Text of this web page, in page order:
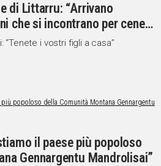
di Littarru: “Arrivano
che si incontrano per cene o
i vostri figli a casa”
il paese più popoloso
Gennargentu Mandrolisai”